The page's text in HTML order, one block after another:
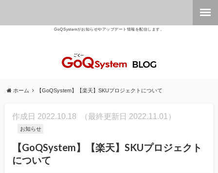
GoQSystemがお知らせやアップデート情報を配信します。
ホーム 【GoQSystem】【楽天】SKUプロジェクトについて
作成日 2022.10.18 （最終更新日 2022.11.01）
お知らせ
【GoQSystem】【楽天】SKUプロジェクト
について